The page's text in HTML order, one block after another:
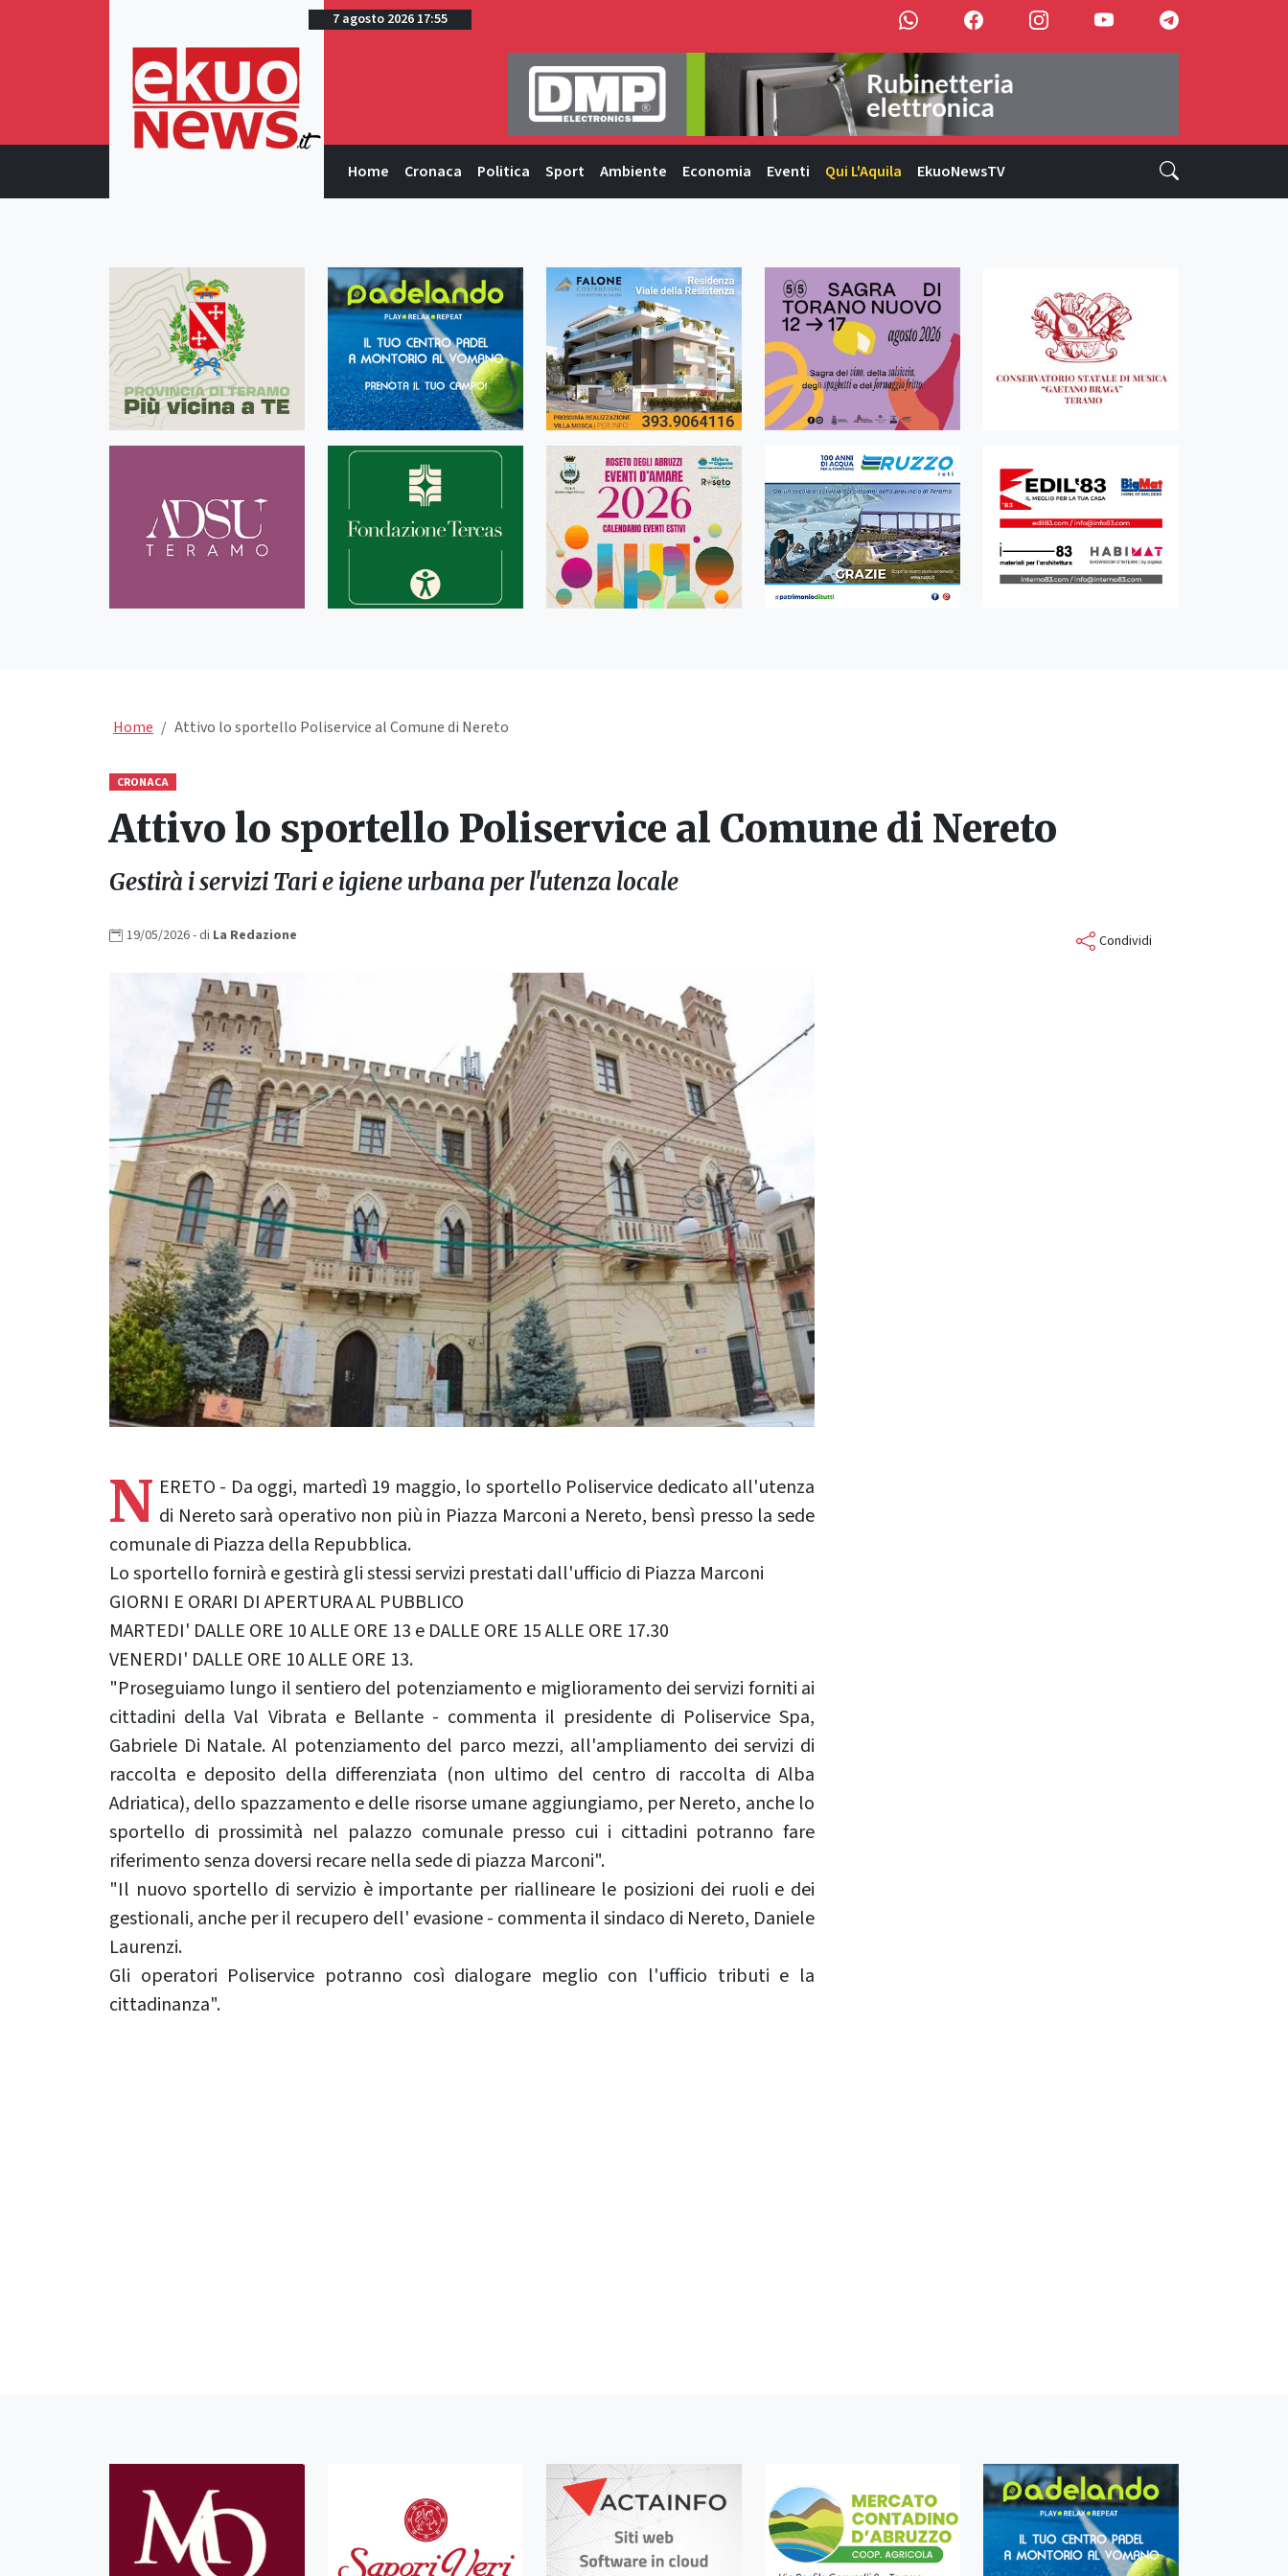
7 agosto 2026 17:55
Home Cronaca Politica Sport Ambiente Economia Eventi Qui L'Aquila EkuoNewsTV
Home Attivo lo sportello Poliservice al Comune di Nereto
CRONACA
Attivo lo sportello Poliservice al Comune di Nereto
Gestirà i servizi Tari e igiene urbana per l'utenza locale
19/05/2026- di La Redazione Condividi
N ERETO - Da oggi, martedì 19 maggio, lo sportello Poliservice dedicato all'utenza
di Nereto sarà operativo non più in Piazza Marconi a Nereto, bensì presso la sede
comunale di Piazza della Repubblica.
Lo sportello fornirà e gestirà gli stessi servizi prestati dall'ufficio di Piazza Marconi
GIORNI E ORARI DI APERTURA AL PUBBLICO
MARTEDI' DALLE ORE 10 ALLE ORE 13 e DALLE ORE 15 ALLE ORE 17.30
VENERDI' DALLE ORE 10 ALLE ORE 13.
"Proseguiamo lungo il sentiero del potenziamento e miglioramento dei servizi forniti ai
cittadini della Val Vibrata e Bellante - commenta il presidente di Poliservice Spa,
Gabriele Di Natale. Al potenziamento del parco mezzi, all'ampliamento dei servizi di
raccolta e deposito della differenziata (non ultimo del centro di raccolta di Alba
Adriatica), dello spazzamento e delle risorse umane aggiungiamo, per Nereto, anche lo
sportello di prossimità nel palazzo comunale presso cui i cittadini potranno fare
riferimento senza doversi recare nella sede di piazza Marconi".
"Il nuovo sportello di servizio è importante per riallineare le posizioni dei ruoli e dei
gestionali, anche per il recupero dell' evasione - commenta il sindaco di Nereto, Daniele
Laurenzi.
Gli operatori Poliservice potranno così dialogare meglio con l'ufficio tributi e la
cittadinanza".